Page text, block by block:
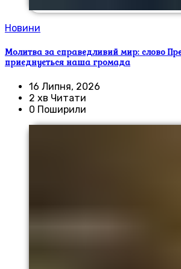
Новини
Молитва за справедливий мир: слово
приєднується наша громада
16 Липня, 2026
2 хв Читати
0 Поширили